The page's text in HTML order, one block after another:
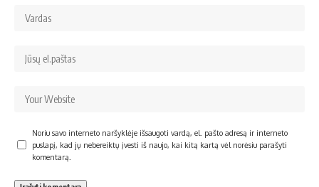
Noriu savo interneto naršyklėje išsaugoti vardą, el. pašto adresą ir interneto
puslapį, kad jų nebereiktų įvesti iš naujo, kai kitą kartą vėl norėsiu parašyti
komentarą.